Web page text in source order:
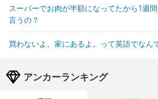
スーパーでお肉が半額になってたから1週
言うの？
買わないよ。家にあるよ。って英語でなん
アンカーランキング